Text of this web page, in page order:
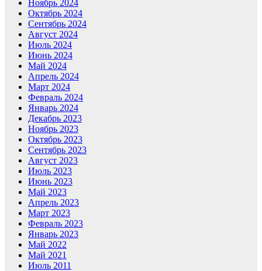
Ноябрь 2024
Октябрь 2024
Сентябрь 2024
Август 2024
Июль 2024
Июнь 2024
Май 2024
Апрель 2024
Март 2024
Февраль 2024
Январь 2024
Декабрь 2023
Ноябрь 2023
Октябрь 2023
Сентябрь 2023
Август 2023
Июль 2023
Июнь 2023
Май 2023
Апрель 2023
Март 2023
Февраль 2023
Январь 2023
Май 2022
Май 2021
Июль 2011